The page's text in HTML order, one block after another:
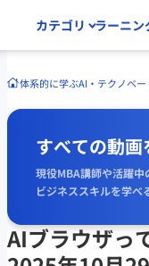
カテゴリ ラーニン
体系的に学ぶAI・テクノベー
すべての動画
現役MBA講師や活躍中
ビジネススキルを学べ
AIブラウザっ